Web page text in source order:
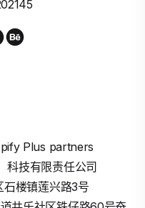
Plus partners
科技有限责任公司
楼镇莲兴路3号